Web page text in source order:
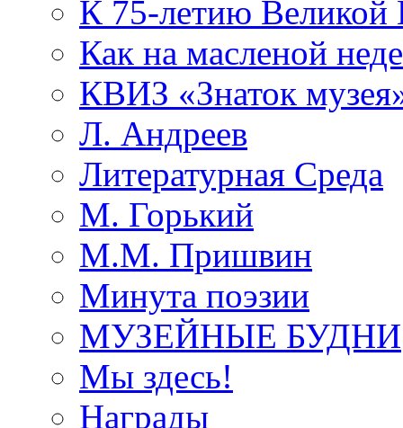
К 75-летию Великой
Как на масленой
КВИЗ «Знаток
Л. Андреев
Литературная Среда
М. Горький
М.М. Пришвин
Минута поэзии
МУЗЕЙНЫЕ БУДНИ
Мы здесь!
Награды